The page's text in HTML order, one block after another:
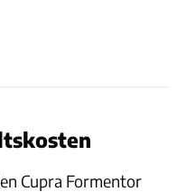
Cupra Formentor